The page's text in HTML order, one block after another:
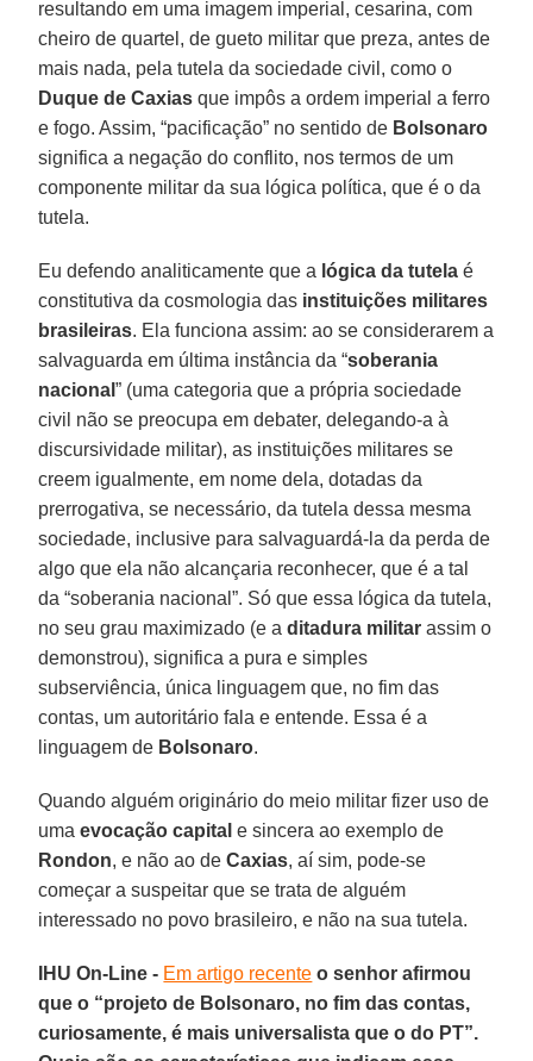
resultando em uma imagem imperial, cesarina, com
cheiro de quartel, de gueto militar que preza, antes de
mais nada, pela tutela da sociedade civil, como o
Duque de Caxias que impôs a ordem imperial a ferro
e fogo. Assim, “pacificação” no sentido de Bolsonaro
significa a negação do conflito, nos termos de um
componente militar da sua lógica política, que é o da
tutela.
Eu defendo analiticamente que a lógica da tutela é
constitutiva da cosmologia das instituições militares
brasileiras. Ela funciona assim: ao se considerarem a
salvaguarda em última instância da “soberania
nacional” (uma categoria que a própria sociedade
civil não se preocupa em debater, delegando-a à
discursividade militar), as instituições militares se
creem igualmente, em nome dela, dotadas da
prerrogativa, se necessário, da tutela dessa mesma
sociedade, inclusive para salvaguardá-la da perda de
algo que ela não alcançaria reconhecer, que é a tal
da “soberania nacional”. Só que essa lógica da tutela,
no seu grau maximizado (e aditadura militar assim o
demonstrou), significa a pura e simples
subserviência, única linguagem que, no fim das
contas, um autoritário fala e entende. Essa é a
linguagem de Bolsonaro.
Quando alguém originário do meio militar fizer uso de
umaevocação capital e sincera ao exemplo de
Rondon, e não ao deCaxias, aí sim, pode-se
começar a suspeitar que se trata de alguém
interessado no povo brasileiro, e não na sua tutela.
IHU On-Line - Em artigo recente o senhor afirmou
que o “projeto de Bolsonaro, no fim das contas,
curiosamente, é mais universalista que o do PT”.